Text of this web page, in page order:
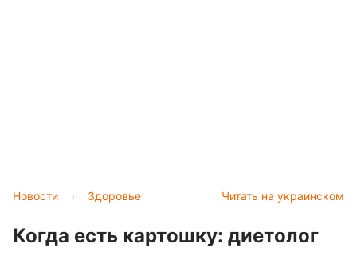
Читать на украинском
Новости › Здоровье
Когда есть картошку: диетолог